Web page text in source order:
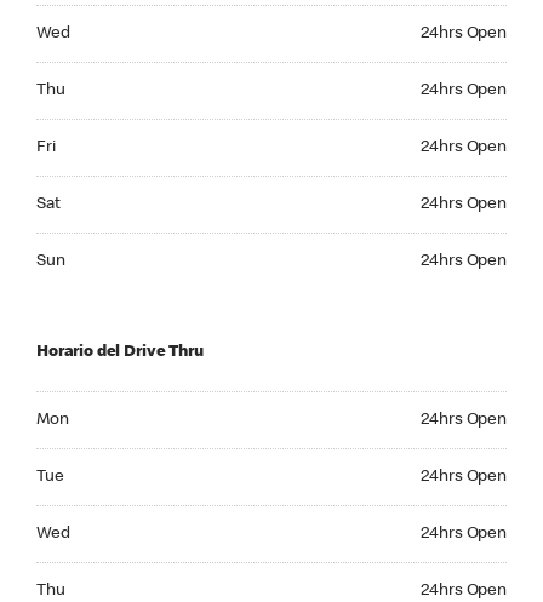
Wed 24hrs Open
Thu 24hrs Open
Fri 24hrs Open
Sat 24hrs Open
Sun 24hrs Open
Horario del Drive Thru
Mon 24hrs Open
Tue 24hrs Open
Wed 24hrs Open
Thu 24hrs Open